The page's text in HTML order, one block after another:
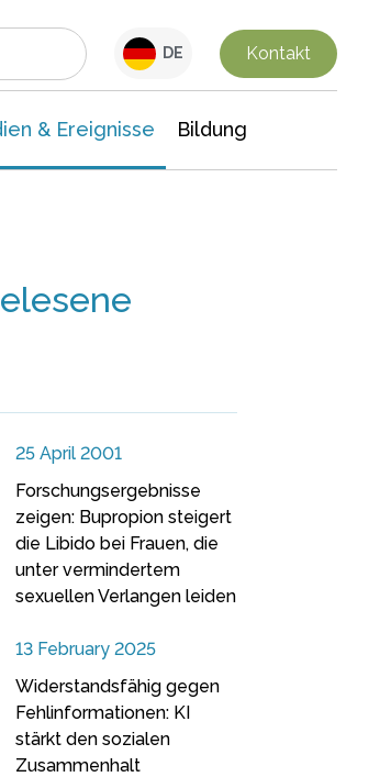
DE Kontakt
& Ereignisse Bildung
25 April 2001
Forschungsergebnisse
zeigen: Bupropion steigert
die Libido bei Frauen, die
unter vermindertem
sexuellen Verlangen leiden
13 February 2025
Widerstandsfähig gegen
Fehlinformationen: KI
stärkt den sozialen
Zusammenhalt